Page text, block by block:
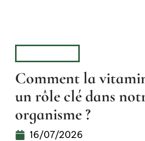
Comment la
un rôle clé dans
organisme ?
16/07/2026